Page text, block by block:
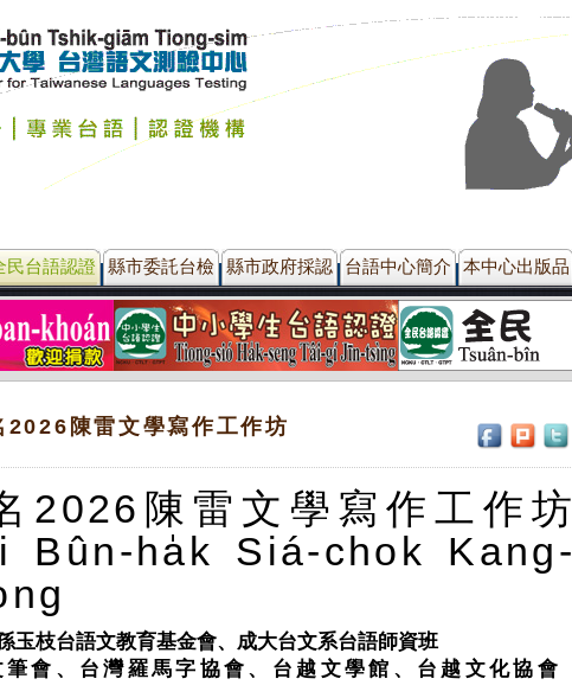
民台語認證 縣市委託台檢 縣市政府採認 台語中心簡介 本中心出版品
2026陳雷文學寫作工作坊
2026陳雷文學寫作工作坊
Bûn-ha̍k Siá-chok Kang-
玉枝台語文教育基金會、成大台文系台語師資班
會、台灣羅馬字協會、台越文學館、台越文化協會